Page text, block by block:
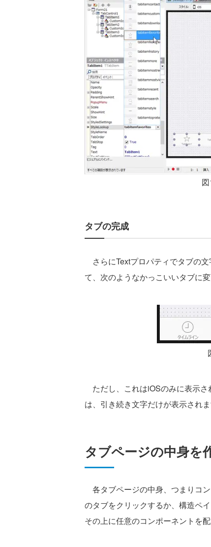
タブの完成
さらにTextプロパティでタブの
て、次のようなかっこいいタブに変
ただし、これはiOSのみに表示
は、引き続き文字だけが表示されま
タブページの中身を
各タブページの中身、つまりコ
のタブをクリックするか、構造ペ
その上に任意のコンポーネントを配